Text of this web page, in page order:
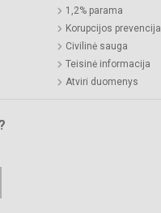
1,2% parama
Korupcijos prevencija
Civilinė sauga
Teisinė informacija
Atviri duomenys